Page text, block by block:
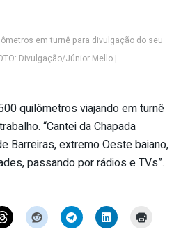
em turnê para divulgação do seu
Divulgação/Júnior Mello |
quilômetros viajando em turnê
“Cantei da Chapada
Barreiras, extremo Oeste baiano,
passando por rádios e TVs”.